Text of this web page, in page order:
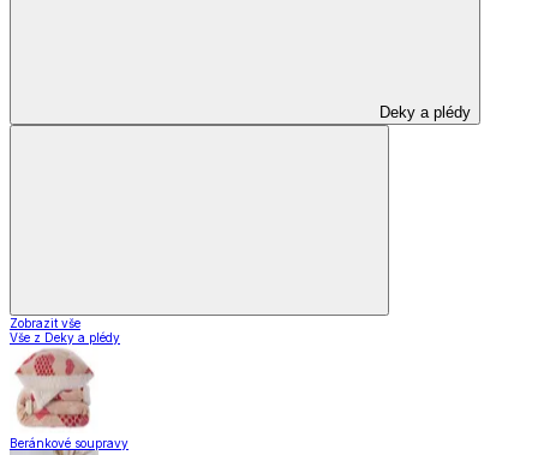
Deky a plédy
Zobrazit vše
Vše z Deky a plédy
Beránkové soupravy